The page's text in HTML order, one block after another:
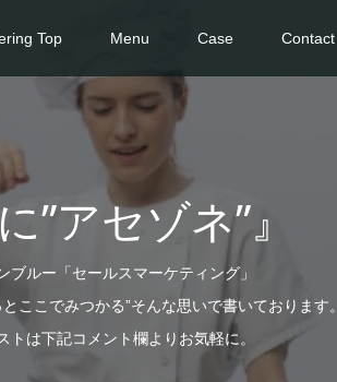
Top Menu Case Contact
”アセゾネ”』
ブルー「セールスマーケティング」
ここでみつかる”そんな思いで書いております。
トは下記コメント欄よりお気軽に。